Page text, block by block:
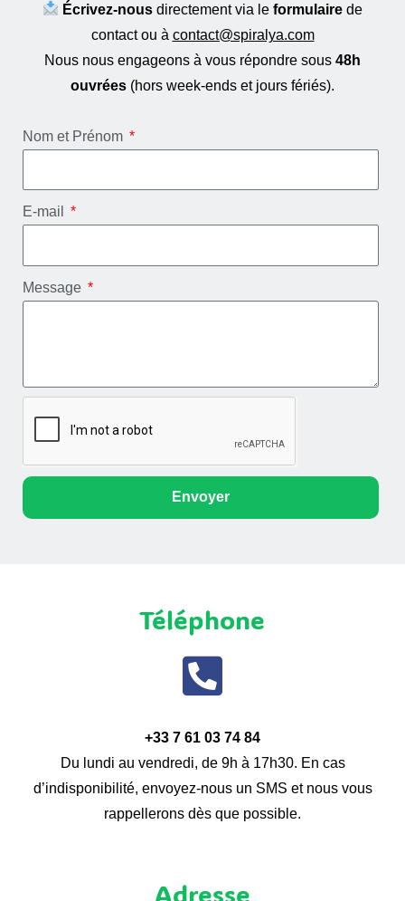
Écrivez-nous directement via leformulaire de
contact ou à contact@spiralya.com
Nous nous engageons à vous répondre sous 48h
ouvrées (hors week-ends et jours fériés).
Nom et Prénom
E-mail
Message
Envoyer
Téléphone
+33 7 61 03 74 84
Du lundi au vendredi, de 9h à 17h30. En cas
d’indisponibilité, envoyez-nous un SMS et nous vous
rappellerons dès que possible.
Adresse